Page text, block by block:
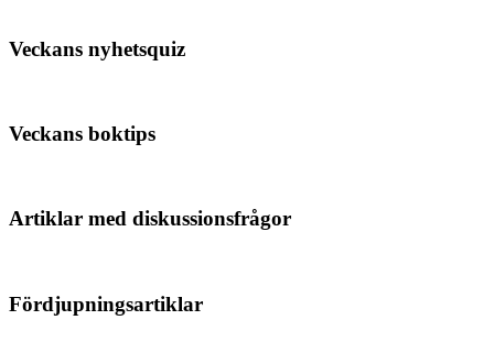
Veckans nyhetsquiz
Veckans boktips
Artiklar med diskussionsfrågor
Fördjupningsartiklar